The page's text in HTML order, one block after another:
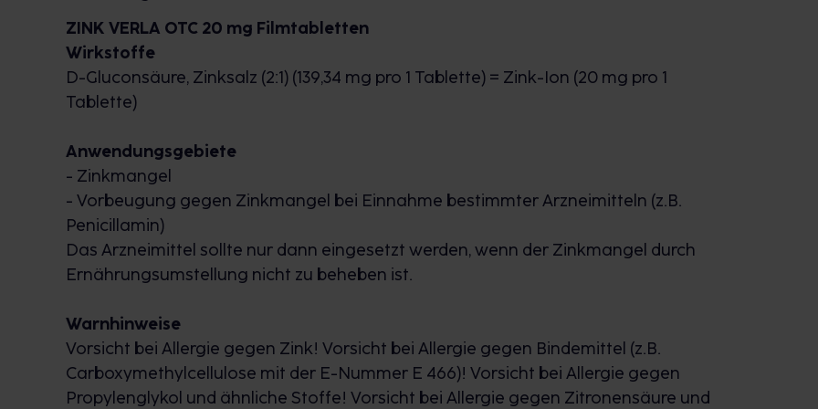
ZINK VERLA OTC 20 mg Filmtabletten
Wirkstoffe
D-Gluconsäure, Zinksalz (2:1) (139,34 mg pro 1 Tablette) = Zink-Ion (20 mg pro 1
Tablette)
Anwendungsgebiete
- Zinkmangel
- Vorbeugung gegen Zinkmangel bei Einnahme bestimmter Arzneimitteln (z.B.
Penicillamin)
Das Arzneimittel sollte nur dann eingesetzt werden, wenn der Zinkmangel durch
Ernährungsumstellung nicht zu beheben ist.
Warnhinweise
Vorsicht bei Allergie gegen Zink! Vorsicht bei Allergie gegen Bindemittel (z.B.
Carboxymethylcellulose mit der E-Nummer E 466)! Vorsicht bei Allergie gegen
Propylenglykol und ähnliche Stoffe! Vorsicht bei Allergie gegen Zitronensäure und